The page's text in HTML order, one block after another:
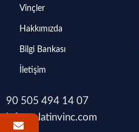
Vinçler
Hakkımızda
Bilgi Bankası
İletişim
90 505 494 14 07
info@platinvinc.com